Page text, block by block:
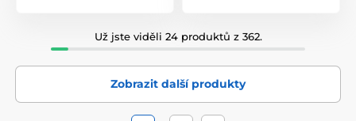
Už jste viděli 24 produktů z 362.
Zobrazit další produkty